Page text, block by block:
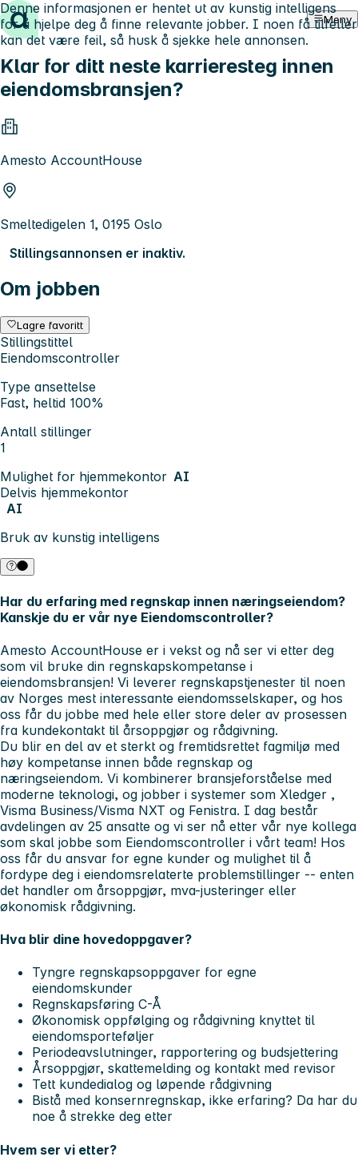
Hopp til innhold Meny
Klar for ditt neste karrieresteg innen
eiendomsbransjen?
Amesto AccountHouse
Smeltedigelen 1, 0195 Oslo
Stillingsannonsen er inaktiv.
Om jobben
Lagre favoritt
Stillingstittel
Eiendomscontroller
Type ansettelse
Fast, heltid 100%
Antall stillinger
1
Mulighet for hjemmekontor AI
Delvis hjemmekontor
AI
Bruk av kunstig intelligens
Denne informasjonen er hentet ut av kunstig intelligens
for å hjelpe deg å finne relevante jobber. I noen få tilfeller
kan det være feil, så husk å sjekke hele annonsen.
Har du erfaring med regnskap innen næringseiendom?
Kanskje du er vår nye Eiendomscontroller?
Amesto AccountHouse er i vekst og nå ser vi etter deg
som vil bruke din regnskapskompetanse i
eiendomsbransjen! Vi leverer regnskapstjenester til noen
av Norges mest interessante eiendomsselskaper, og hos
oss får du jobbe med hele eller store deler av prosessen
fra kundekontakt til årsoppgjør og rådgivning.
Du blir en del av et sterkt og fremtidsrettet fagmiljø med
høy kompetanse innen både regnskap og
næringseiendom. Vi kombinerer bransjeforståelse med
moderne teknologi, og jobber i systemer som Xledger ,
Visma Business/Visma NXT og Fenistra. I dag består
avdelingen av 25 ansatte og vi ser nå etter vår nye kollega
som skal jobbe som Eiendomscontroller i vårt team! Hos
oss får du ansvar for egne kunder og mulighet til å
fordype deg i eiendomsrelaterte problemstillinger -- enten
det handler om årsoppgjør, mva-justeringer eller
økonomisk rådgivning.
Hva blir dine hovedoppgaver?
Tyngre regnskapsoppgaver for egne
eiendomskunder
Regnskapsføring C-Å
Økonomisk oppfølging og rådgivning knyttet til
eiendomsporteføljer
Periodeavslutninger, rapportering og budsjettering
Årsoppgjør, skattemelding og kontakt med revisor
Tett kundedialog og løpende rådgivning
Bistå med konsernregnskap, ikke erfaring? Da har du
noe å strekke deg etter
Hvem ser vi etter?